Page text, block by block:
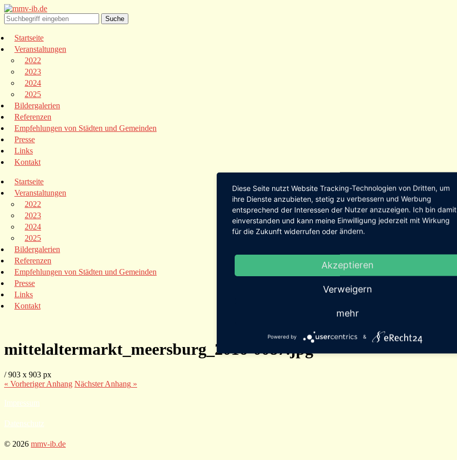
Startseite
Veranstaltungen
2022
2023
2024
2025
Bildergalerien
Referenzen
Empfehlungen von Städten und Gemeinden
Presse
Links
Kontakt
Startseite
Veranstaltungen
2022
2023
2024
2025
Bildergalerien
Referenzen
Empfehlungen von Städten und Gemeinden
Presse
Links
Kontakt
mittelaltermarkt_meersburg_2016-0087.jpg
/903 x 903 px
« VorherigerAnhang NächsterAnhang »
Impressum
Datenschutz
© 2026 mmv-ib.de
Diese Seite nutzt Website Tracking-Technologien von Dritten, um
ihre Dienste anzubieten, stetig zu verbessern und Werbung
entsprechend der Interessen der Nutzer anzuzeigen. Ich bin damit
einverstanden und kann meine Einwilligung jederzeit mit Wirkung
für die Zukunft widerrufen oder ändern.
Akzeptieren
Verweigern
mehr
Powered by &